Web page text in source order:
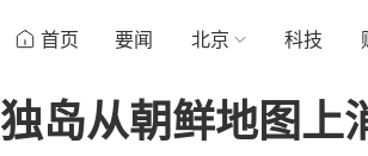
首页 要闻 北京 科技
独岛从朝鲜地图上